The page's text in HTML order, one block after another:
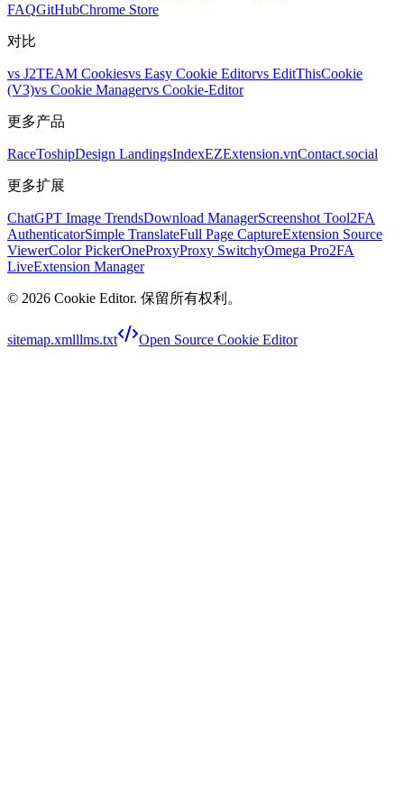
FAQGitHubChrome Store
对比
vs J2TEAM Cookiesvs Easy Cookie Editorvs EditThisCookie
(V3)vs Cookie Managervs Cookie-Editor
更多产品
RaceToshipDesign LandingsIndexEZExtension.vnContact.social
更多扩展
ChatGPT Image TrendsDownload ManagerScreenshot Tool2FA
AuthenticatorSimple TranslateFull Page CaptureExtension Source
ViewerColor PickerOneProxyProxy SwitchyOmega Pro2FA
LiveExtension Manager
© 2026 Cookie Editor. 保留所有权利。
sitemap.xmlllms.txt Open Source Cookie Editor